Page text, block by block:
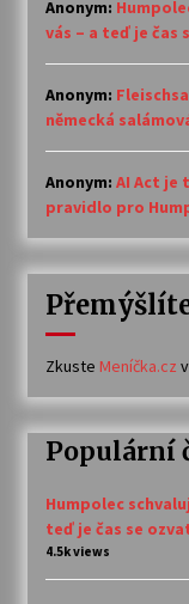
Anonym:
vás – a teď je čas
Anonym:
německá
Anonym: AI Act je
pravidlo pro
Zkuste Meníčka.cz
Populární
Humpolec
teď je čas se
4.5k views